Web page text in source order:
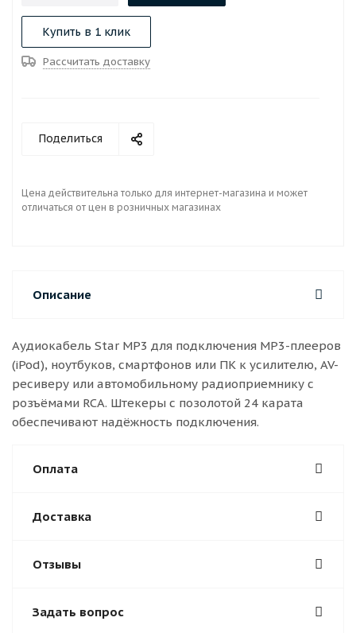
Купить в 1 клик
Рассчитать доставку
Поделиться
Цена действительна только для интернет-магазина и может
отличаться от цен в розничных магазинах
Описание
Аудиокабель Star MP3 для подключения MP3-плееров
(iPod), ноутбуков, смартфонов или ПК к усилителю, AV-
ресиверу или автомобильному радиоприемнику с
розъёмами RCA. Штекеры с позолотой 24 карата
обеспечивают надёжность подключения.
Оплата
Доставка
Отзывы
Задать вопрос